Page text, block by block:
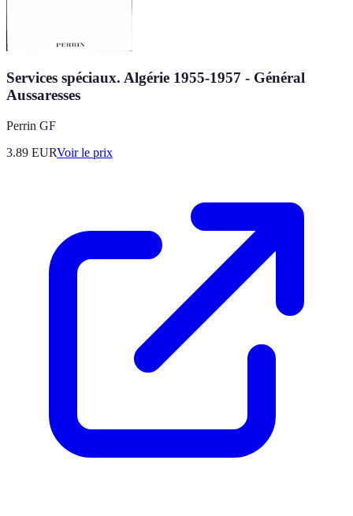
Services spéciaux. Algérie 1955-1957 - Général
Aussaresses
Perrin GF
3.89 EURVoir le prix